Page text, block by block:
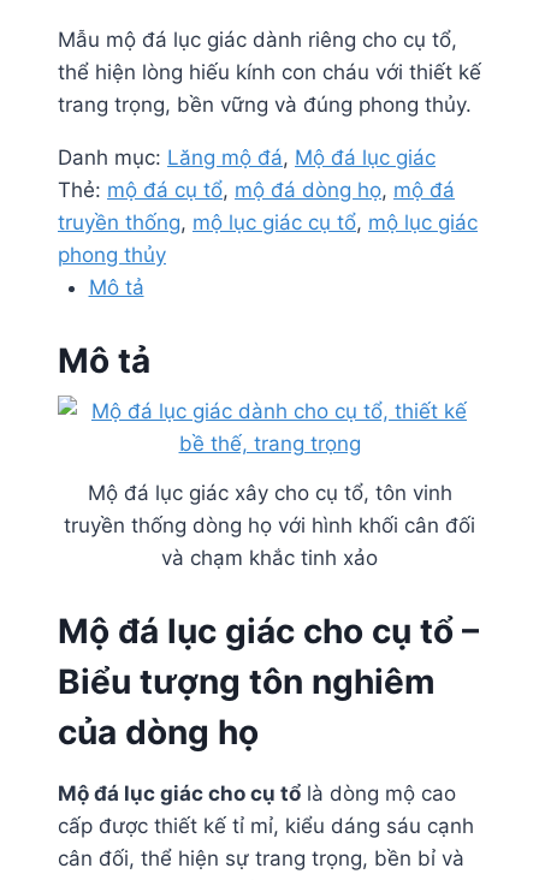
Mẫu mộ đá lục giác dành riêng cho cụ tổ,
thể hiện lòng hiếu kính con cháu với thiết kế
trang trọng, bền vững và đúng phong thủy.
Danh mục: Lăng mộ đá, Mộ đá lục giác
Thẻ: mộ đá cụ tổ, mộ đá dòng họ, mộ đá
truyền thống, mộ lục giác cụ tổ, mộ lục giác
phong thủy
Mô tả
Mô tả
Mộ đá lục giác xây cho cụ tổ, tôn vinh
truyền thống dòng họ với hình khối cân đối
và chạm khắc tinh xảo
Mộ đá lục giác cho cụ tổ –
Biểu tượng tôn nghiêm
của dòng họ
Mộ đá lục giác cho cụ tổ là dòng mộ cao
cấp được thiết kế tỉ mỉ, kiểu dáng sáu cạnh
cân đối, thể hiện sự trang trọng, bền bỉ và